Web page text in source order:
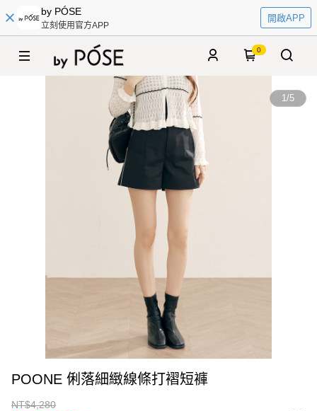
by PÓSE
立刻使用官方APP
開啟APP
0
1/5
POONE 俐落細緻線條打褶短褲
NT$4,280